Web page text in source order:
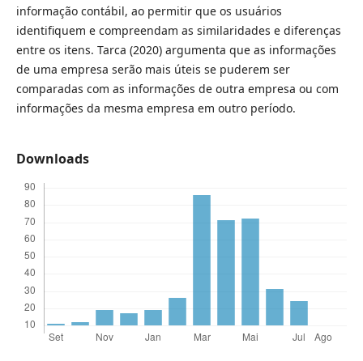
informação contábil, ao permitir que os usuários
identifiquem e compreendam as similaridades e diferenças
entre os itens. Tarca (2020) argumenta que as informações
de uma empresa serão mais úteis se puderem ser
comparadas com as informações de outra empresa ou com
informações da mesma empresa em outro período.
Downloads